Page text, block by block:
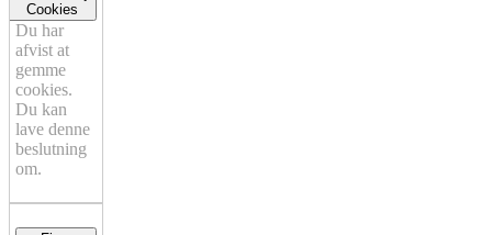
Cookies
Du har
afvist at
gemme
cookies.
Du kan
lave denne
beslutning
om.